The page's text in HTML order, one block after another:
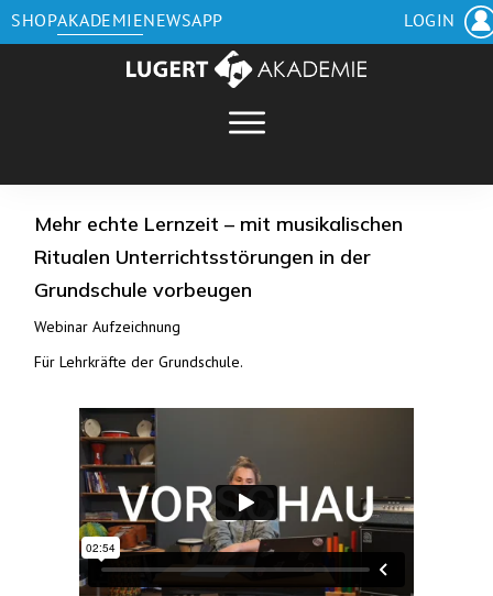
Mehr echte Lernzeit – mit musikalischen
Ritualen Unterrichtsstörungen in der
Grundschule vorbeugen
Webinar Aufzeichnung
Für Lehrkräfte der Grundschule.
SHOPAKADEMIENEWSAPP LOGIN